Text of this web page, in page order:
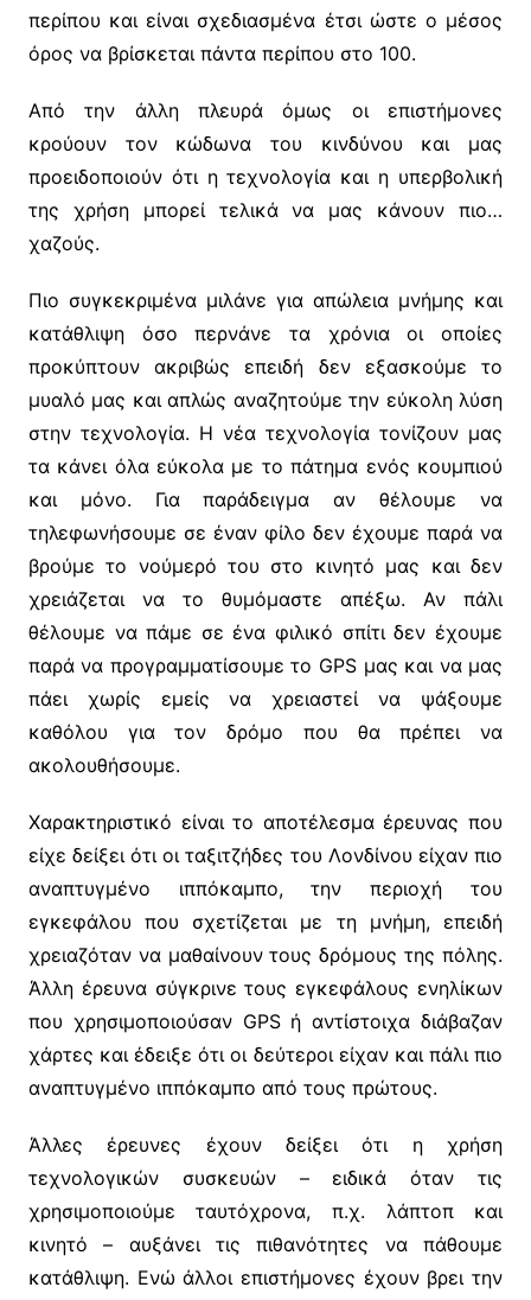
περίπου και είναι σχεδιασμένα έτσι ώστε ο μέσος
όρος να βρίσκεται πάντα περίπου στο 100.
Από την άλλη πλευρά όμως οι επιστήμονες
κρούουν τον κώδωνα του κινδύνου και μας
προειδοποιούν ότι η τεχνολογία και η υπερβολική
της χρήση μπορεί τελικά να μας κάνουν πιο…
χαζούς.
Πιο συγκεκριμένα μιλάνε για απώλεια μνήμης και
κατάθλιψη όσο περνάνε τα χρόνια οι οποίες
προκύπτουν ακριβώς επειδή δεν εξασκούμε το
μυαλό μας και απλώς αναζητούμε την εύκολη λύση
στην τεχνολογία. Η νέα τεχνολογία τονίζουν μας
τα κάνει όλα εύκολα με το πάτημα ενός κουμπιού
και μόνο. Για παράδειγμα αν θέλουμε να
τηλεφωνήσουμε σε έναν φίλο δεν έχουμε παρά να
βρούμε το νούμερό του στο κινητό μας και δεν
χρειάζεται να το θυμόμαστε απέξω. Αν πάλι
θέλουμε να πάμε σε ένα φιλικό σπίτι δεν έχουμε
παρά να προγραμματίσουμε το GPS μας και να μας
πάει χωρίς εμείς να χρειαστεί να ψάξουμε
καθόλου για τον δρόμο που θα πρέπει να
ακολουθήσουμε.
Χαρακτηριστικό είναι το αποτέλεσμα έρευνας που
είχε δείξει ότι οι ταξιτζήδες του Λονδίνου είχαν πιο
αναπτυγμένο ιππόκαμπο, την περιοχή του
εγκεφάλου που σχετίζεται με τη μνήμη, επειδή
χρειαζόταν να μαθαίνουν τους δρόμους της πόλης.
Άλλη έρευνα σύγκρινε τους εγκεφάλους ενηλίκων
που χρησιμοποιούσαν GPS ή αντίστοιχα διάβαζαν
χάρτες και έδειξε ότι οι δεύτεροι είχαν και πάλι πιο
αναπτυγμένο ιππόκαμπο από τους πρώτους.
Άλλες έρευνες έχουν δείξει ότι η χρήση
τεχνολογικών συσκευών – ειδικά όταν τις
χρησιμοποιούμε ταυτόχρονα, π.χ. λάπτοπ και
κινητό – αυξάνει τις πιθανότητες να πάθουμε
κατάθλιψη. Ενώ άλλοι επιστήμονες έχουν βρει την